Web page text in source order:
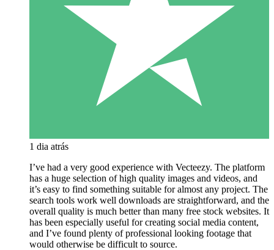
1 dia atrás
I’ve had a very good experience with Vecteezy. The platform
has a huge selection of high quality images and videos, and
it’s easy to find something suitable for almost any project. The
search tools work well downloads are straightforward, and the
overall quality is much better than many free stock websites. It
has been especially useful for creating social media content,
and I’ve found plenty of professional looking footage that
would otherwise be difficult to source.